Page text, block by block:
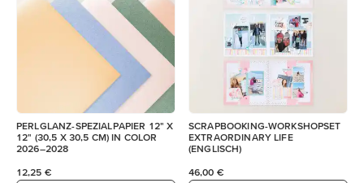
PERLGLANZ-SPEZIALPAPIER 12" X
12" (30,5 X 30,5 CM) IN COLOR
2026–2028
12,25 €
SCRAPBOOKING-WORKSHOPSET
EXTRAORDINARY LIFE
(ENGLISCH)
46,00 €